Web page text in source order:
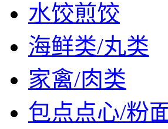
水饺煎饺
海鲜类/丸类
家禽/肉类
包点点心/粉